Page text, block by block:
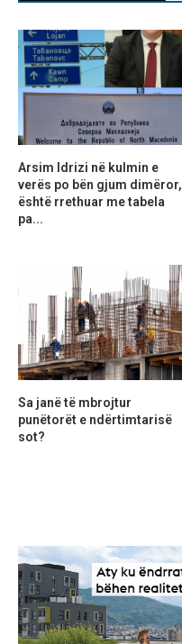
Arsim Idrizi në kulmin e
verës po bën gjum dimëror,
është rrethuar me tabela
pa...
Sa janë të mbrojtur
punëtorët e ndërtimtarisë
sot?